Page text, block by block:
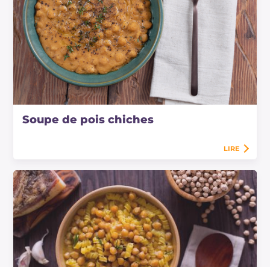
Soupe de pois chiches
LIRE